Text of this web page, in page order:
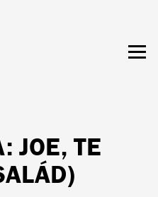
: JOE, TE